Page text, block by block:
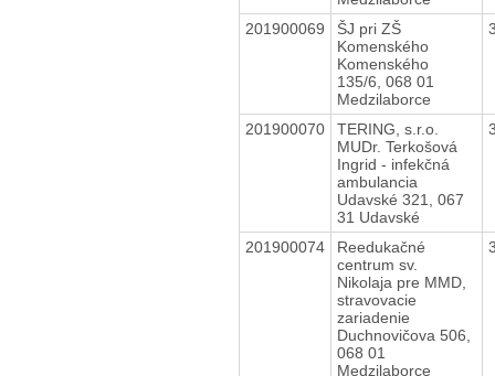
201900069
ŠJ pri ZŠ
Komenského
Komenského
135/6, 068 01
Medzilaborce
201900070
TERING, s.r.o.
MUDr. Terkošová
Ingrid - infekčná
ambulancia
Udavské 321, 067
31 Udavské
201900074
Reedukačné
centrum sv.
Nikolaja pre MMD,
stravovacie
zariadenie
Duchnovičova 506,
068 01
Medzilaborce